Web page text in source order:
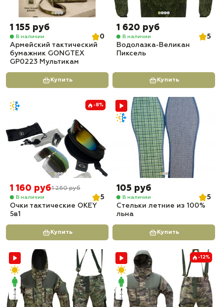
1 155 руб
В наличии
0
Армейский тактический
бумажник GONGTEX
GP0223 Мультикам
Купить
1 620 руб
В наличии
5
Водолазка-Великан
Пиксель
Купить
-8%
1 160 руб1 260 руб
В наличии
5
Очки тактические OKEY
5в1
Купить
105 руб
В наличии
5
Стельки летние из 100%
льна
Купить
-12%